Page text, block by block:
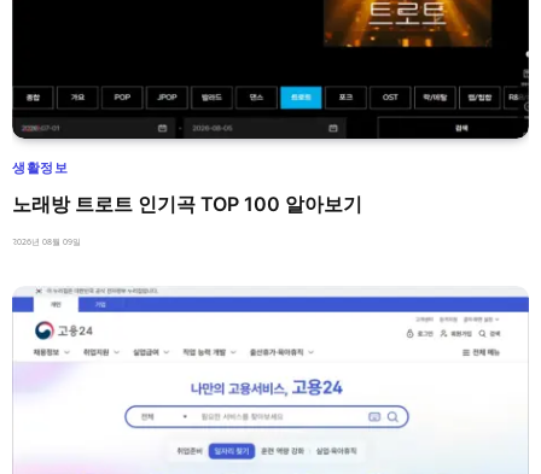
생활정보
노래방 트로트 인기곡 TOP 100 알아보기
2026년 08월 09일